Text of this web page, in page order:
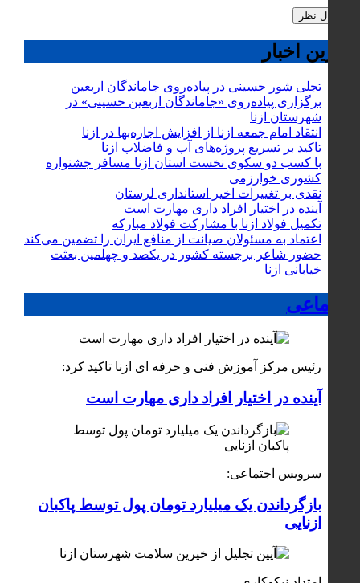
آخرین اخبار
تجلی شور حسینی در پیاده‌روی جاماندگان اربعین
برگزاری پیاده‌روی «جاماندگان اربعین حسینی» در
شهرستان ازنا
انتقاد امام جمعه ازنا از افزایش اجاره‌بها در ازنا
تاکید بر تسریع پروژه‌های آب و فاضلاب ازنا
با کسب دو سکوی نخست استان ازنا مسافر جشنواره
کشوری خوارزمی
نقدی بر تغییرات اخیر استانداری لرستان
آینده در اختیار افراد داری مهارت است
تکمیل فولاد ازنا با مشارکت فولاد مبارکه
اعتماد به مسئولان صیانت از منافع ایران را تضمین می‌کند
حضور شاعر برجسته کشور در یکصد و چهلمین بعثت
خیابانی ازنا
اجتماعی
رئیس مرکز آموزش فنی و حرفه ای ازنا تاکید کرد:
آینده در اختیار افراد داری مهارت است
سرویس اجتماعی:
بازگرداندن یک میلیارد تومان پول توسط پاکبان
ازنایی